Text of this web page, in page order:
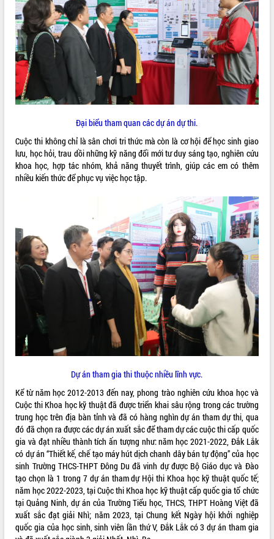
Trình diễn nghệ thuật chế biến các
món ăn từ sầu riêng
Đắk Lắk công bố Quy hoạch và xúc
tiến đầu tư tỉnh
Ngành cá ngừ Đắk Lắk chủ động thích
ứng để giữ vững thị trường xuất khẩu
Diễn đàn Kinh tế tư nhân Việt Nam đột
phá cơ chế - Hợp tác công tư
Đề án 06 tạo bước ngoặt đột phá trong
cải cách hành chính tỉnh Đắk Lắk
Kết nối tour, đẩy mạnh chuyển đổi số
để phát triển du lịch Đắk Lắk
Khởi động Dự án Đầu tư xây dựng hạ
tầng kỹ thuật Cụm công nghiệp Tân
niệm 101 năm Ngày Báo chí Cách
mạng Việt Nam
Đắk Lắk sơ kết 4 năm triển khai thực
hiện Đề án 06 của Chính phủ
Họp báo thông tin về Hội nghị Công bố
Quy hoạch và Xúc tiến đầu tư tỉnh Đắk
Khơi thông điểm nghẽn, đẩy nhanh
giải ngân vốn khắc phục thiên tai
HĐND tỉnh thông qua điều chỉnh Quy
Hội thảo góp ý hồ sơ điều chỉnh quy
hoạch tỉnh Đắk Lắk thời kỳ 2021-2030,
tầm nhìn đến năm 2050
Nâng cao hiệu quả hoạt động của các
doanh nghiệp nhà nước
Hội nghị triển khai kết nối mạng
truyền số liệu chuyên dùng phục vụ cơ
quan Đảng, Nhà nước
Lễ phát động chuỗi hoạt động chung
tay làm sạch môi trường
Xã Ea Kar bước chuyển mình trong
công tác cải cách hành chính mô hình
mới
Đại biểu tham quan các dự án dự thi.
Cuộc thi không chỉ là sân chơi tri thức mà còn là cơ hội để học sinh giao
lưu, học hỏi, trau dồi những kỹ năng đổi mới tư duy sáng tạo, nghiên cứu
khoa học, hợp tác nhóm, khả năng thuyết trình, giúp các em có thêm
nhiều kiến thức để phục vụ việc học tập.
Dự án tham gia thi thuộc nhiều lĩnh vực.
Kể từ năm học 2012-2013 đến nay, phong trào nghiên cứu khoa học và
Cuộc thi Khoa học kỹ thuật đã được triển khai sâu rộng trong các trường
trung học trên địa bàn tỉnh và đã có hàng nghìn dự án tham dự thi, qua
đó đã chọn ra được các dự án xuất sắc để tham dự các cuộc thi cấp quốc
gia và đạt nhiều thành tích ấn tượng như: năm học 2021-2022, Đắk Lắk
có dự án “Thiết kế, chế tạo máy hút dịch chanh dây bán tự động” của học
sinh Trường THCS-THPT Đông Du đã vinh dự được Bộ Giáo dục và Đào
tạo chọn là 1 trong 7 dự án tham dự Hội thi Khoa học kỹ thuật quốc tế;
năm học 2022-2023, tại Cuộc thi Khoa học kỹ thuật cấp quốc gia tổ chức
tại Quảng Ninh, dự án của Trường Tiểu học, THCS, THPT Hoàng Việt đã
xuất sắc đạt giải Nhì; năm 2023, tại Chung kết Ngày hội khởi nghiệp
quốc gia của học sinh, sinh viên lần thứ V, Đắk Lắk có 3 dự án tham gia